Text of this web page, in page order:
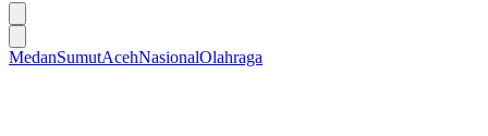
MedanSumutAcehNasionalOlahraga